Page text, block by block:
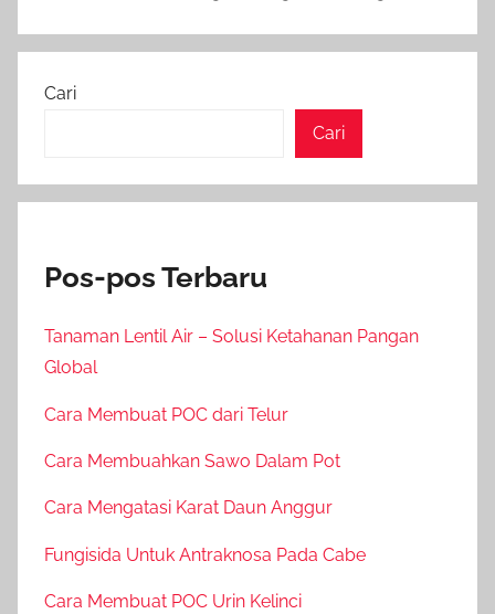
Cari
Cari
Pos-pos Terbaru
Tanaman Lentil Air – Solusi Ketahanan Pangan
Global
Cara Membuat POC dari Telur
Cara Membuahkan Sawo Dalam Pot
Cara Mengatasi Karat Daun Anggur
Fungisida Untuk Antraknosa Pada Cabe
Cara Membuat POC Urin Kelinci